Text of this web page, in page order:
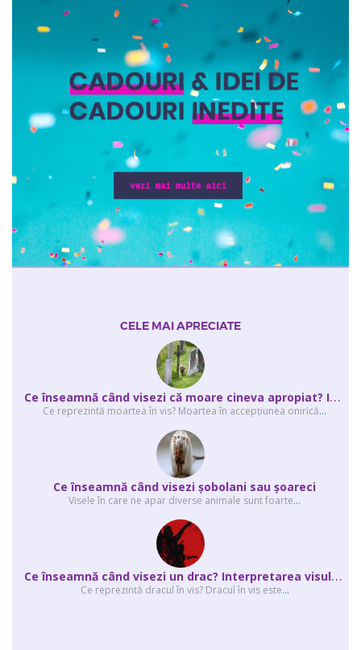
CELE MAI APRECIATE
C
e înseamnă când visezi că moare cineva apropiat? Interpretarea visului în ...
Ce reprezintă moartea în vis? Moartea în accepţiunea onirică...
Ce înseamnă când visezi şobolani sau şoareci
Visele în care ne apar diverse animale sunt foarte...
C
e înseamnă când visezi un drac? Interpretarea visului în care apar unul sau...
Ce reprezintă dracul în vis? Dracul în vis este...